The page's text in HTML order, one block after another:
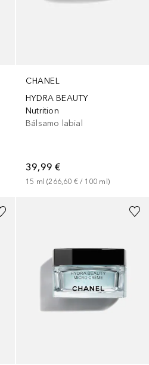
CHANEL
HYDRA BEAUTY
Nutrition
Bálsamo labial
39,99 €
15 ml (266,60 € / 100 ml )